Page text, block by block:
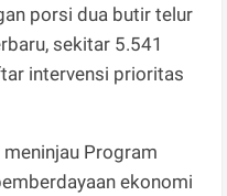
porsi dua butir telur
sekitar 5.541
intervensi prioritas
Program
ekonomi